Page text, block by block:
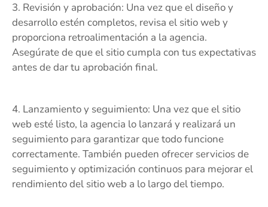
3. Revisión y aprobación: Una vez que el diseño y
desarrollo estén completos, revisa el sitio web y
proporciona retroalimentación a la agencia.
Asegúrate de que el sitio cumpla con tus expectativas
antes de dar tu aprobación final.
4. Lanzamiento y seguimiento: Una vez que el sitio
web esté listo, la agencia lo lanzará y realizará un
seguimiento para garantizar que todo funcione
correctamente. También pueden ofrecer servicios de
seguimiento y optimización continuos para mejorar el
rendimiento del sitio web a lo largo del tiempo.